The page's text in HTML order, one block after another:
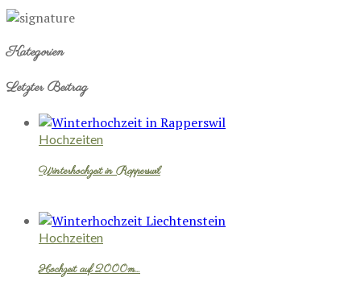
Kategorien
Letzter Beitrag
Hochzeiten
Winterhochzeit in Rapperswil
Hochzeiten
Hochzeit auf 2000m…